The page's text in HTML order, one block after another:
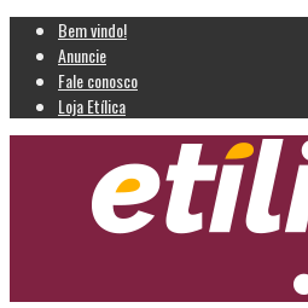
Bem vindo!
Anuncie
Fale conosco
Loja Etílica